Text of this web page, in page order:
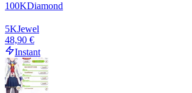
100KDiamond
5KJewel
48,90 €
Instant